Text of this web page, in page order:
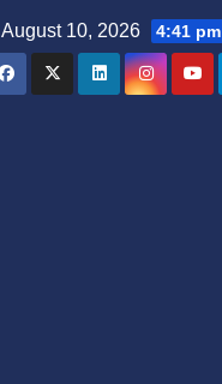
August 10, 2026 4:41 pm